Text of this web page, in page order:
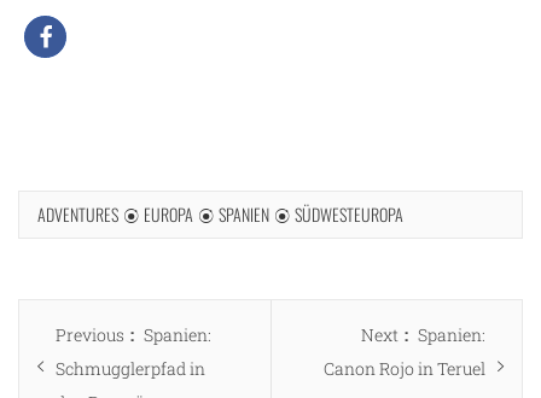
ADVENTURES EUROPA SPANIEN SÜDWESTEUROPA
Beitragsnavigation
Previous
Previous
post:
Spanien:
Schmugglerpfad in
Next
Next
post:
Spanien:
Canon Rojo in Teruel